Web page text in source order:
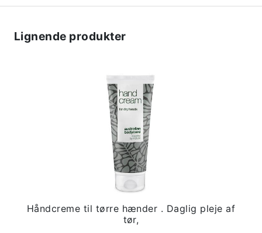
Lignende produkter
Håndcreme til tørre hænder . Daglig pleje af
tør,